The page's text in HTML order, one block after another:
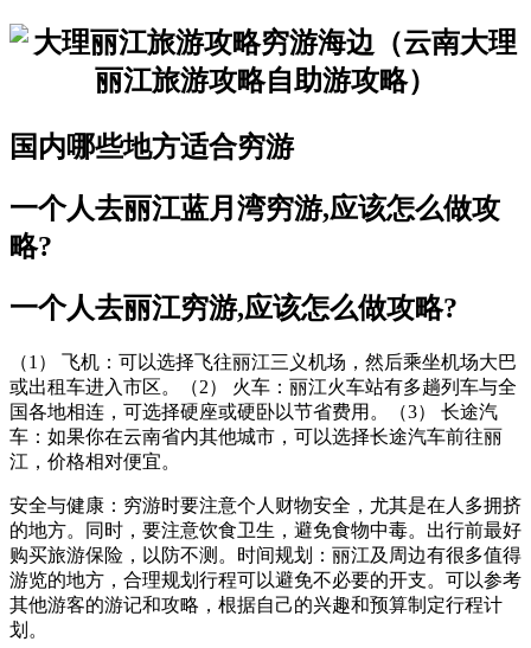
国内哪些地方适合穷游
一个人去丽江蓝月湾穷游,应该怎么做攻
略?
一个人去丽江穷游,应该怎么做攻略?
（1） 飞机：可以选择飞往丽江三义机场，然后乘坐机场大巴
或出租车进入市区。（2） 火车：丽江火车站有多趟列车与全
国各地相连，可选择硬座或硬卧以节省费用。（3） 长途汽
车：如果你在云南省内其他城市，可以选择长途汽车前往丽
江，价格相对便宜。
安全与健康：穷游时要注意个人财物安全，尤其是在人多拥挤
的地方。同时，要注意饮食卫生，避免食物中毒。出行前最好
购买旅游保险，以防不测。时间规划：丽江及周边有很多值得
游览的地方，合理规划行程可以避免不必要的开支。可以参考
其他游客的游记和攻略，根据自己的兴趣和预算制定行程计
划。